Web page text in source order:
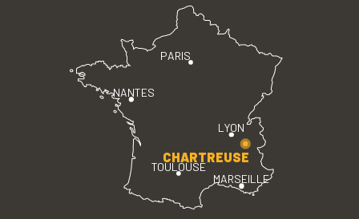
PARIS
LYON
TOULOUSE
MARSEILLE
NANTES
CHARTREUSE